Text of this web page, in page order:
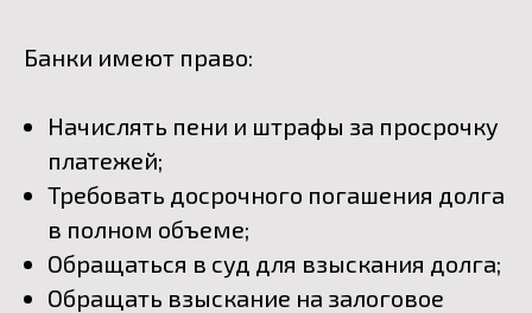
Банки имеют право:
Начислять пени и штрафы за просрочку
платежей;
Требовать досрочного погашения долга
в полном объеме;
Обращаться в суд для взыскания долга;
Обращать взыскание на залоговое